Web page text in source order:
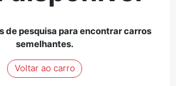
de pesquisa para encontrar carros
semelhantes.
Voltar ao carro